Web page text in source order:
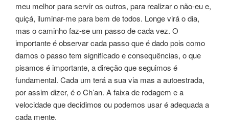
meu melhor para servir os outros, para realizar o não-eu e,
quiçá, iluminar-me para bem de todos. Longe virá o dia,
mas o caminho faz-se um passo de cada vez. O
importante é observar cada passo que é dado pois como
damos o passo tem significado e consequências, o que
pisamos é importante, a direção que seguimos é
fundamental. Cada um terá a sua via mas a autoestrada,
por assim dizer, é o Ch’an. A faixa de rodagem e a
velocidade que decidimos ou podemos usar é adequada a
cada mente.